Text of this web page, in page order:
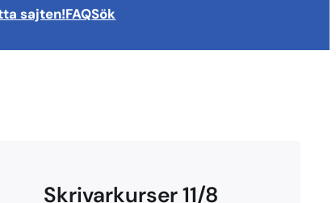
sajten!FAQSök
Skrivarkurser 11/8